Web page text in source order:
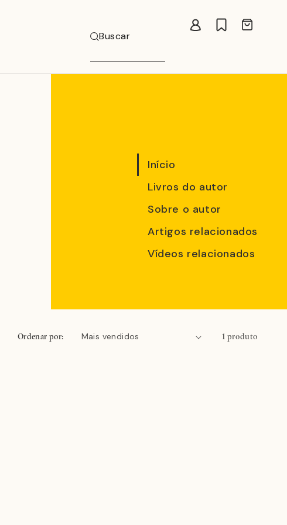
Buscar
Carrinho
Início
Livros do autor
Sobre o autor
Artigos relacionados
Vídeos relacionados
Ordenar por: 1 produto